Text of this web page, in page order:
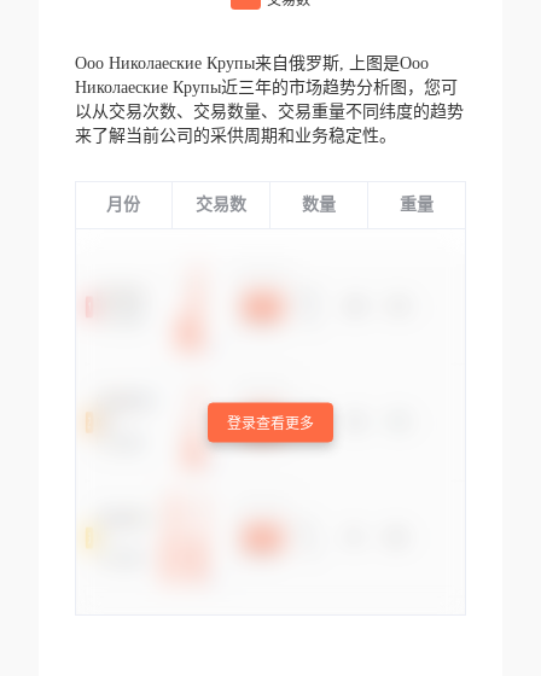
Ооо Николаеские Крупы来自俄罗斯,
上图是Ооо
Николаеские Крупы近三年的市场趋势分析图，您可
以从交易次数、交易数量、交易重量不同纬度的趋势
来了解当前公司的采供周期和业务稳定性。
月份 交易数 数量 重量
登录查看更多